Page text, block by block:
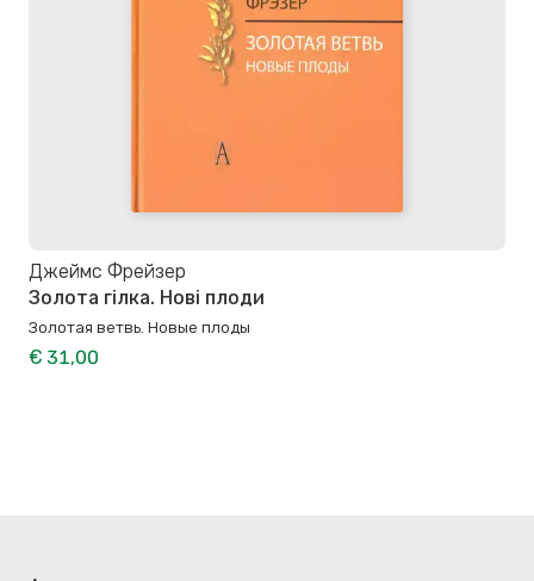
Джеймс Фрейзер
Золота гілка. Нові плоди
Золотая ветвь. Новые плоды
€ 31,00